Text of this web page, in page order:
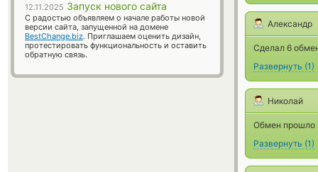
Александр
Сделал 6
Развернуть (1)
Николай
Обмен прошло
Развернуть (1)
12.11.2025 Запуск нового сайта
С радостью объявляем о начале работы новой
версии сайта, запущенной на домене
BestChange.biz. Приглашаем оценить дизайн,
протестировать функциональность и оставить
обратную связь.